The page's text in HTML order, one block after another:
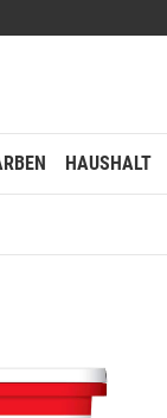
HAUSHALT